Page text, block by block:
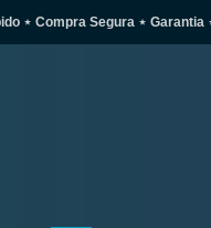
⋆ Compra Segura ⋆ Garantia